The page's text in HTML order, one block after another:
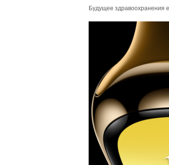
Будущее здравоохранения